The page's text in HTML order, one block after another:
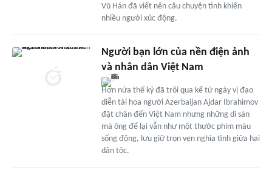
Vũ Hán đã viết nên câu chuyện tình khiến
nhiều người xúc động.
Người bạn lớn của nền điện ảnh
và nhân dân Việt Nam
Hơn nửa thế kỷ đã trôi qua kể từ ngày vị đạo
diễn tài hoa người Azerbaijan Ajdar Ibrahimov
đặt chân đến Việt Nam nhưng những di sản
mà ông để lại vẫn như một thước phim màu
sống động, lưu giữ trọn vẹn nghĩa tình giữa hai
dân tộc.